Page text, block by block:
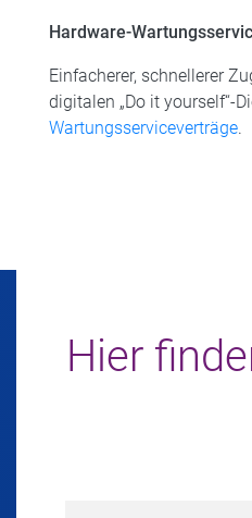
Hardware-
Einfacherer, schnellerer
digitalen „Do it yourself“-
Wartungsserviceverträge.
Hier